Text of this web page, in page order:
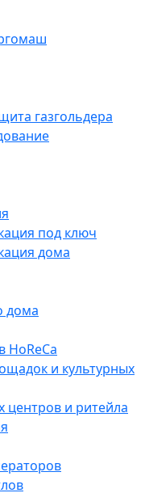
газгольдера
под ключ
дома
дома
HoReCa
и культурных
центров и ритейла